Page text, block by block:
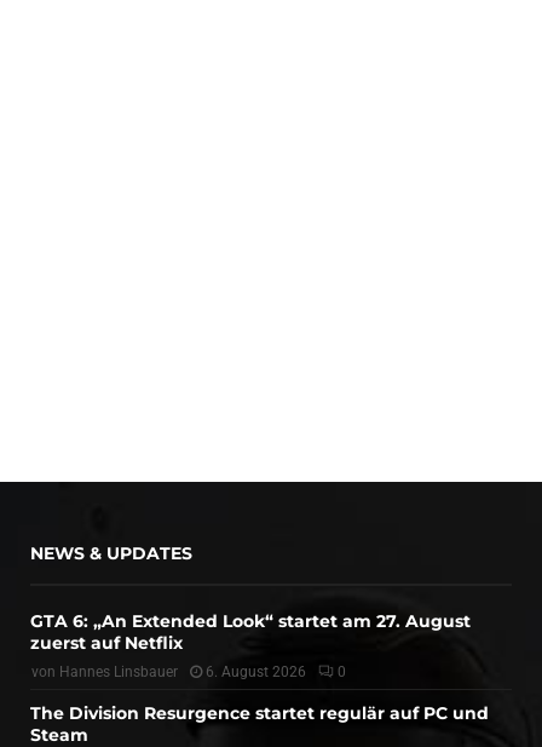
NEWS & UPDATES
GTA 6: „An Extended Look“ startet am 27. August
zuerst auf Netflix
von Hannes Linsbauer 6. August 2026 0
The Division Resurgence startet regulär auf PC und
Steam